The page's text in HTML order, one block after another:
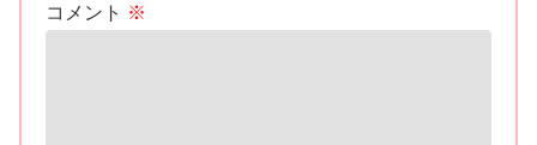
コメント ※